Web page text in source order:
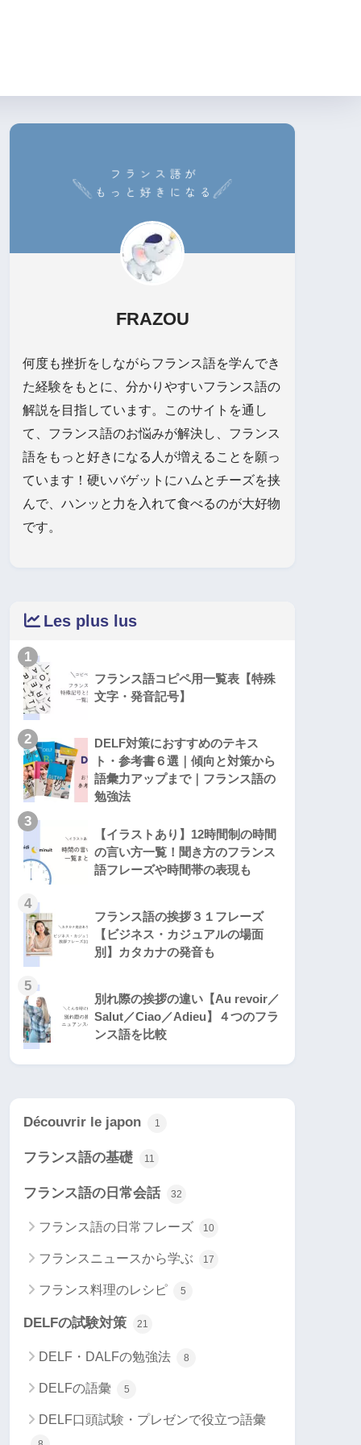
FRAZOU
何度も挫折をしながらフランス語を学んでき
た経験をもとに、分かりやすいフランス語の
解説を目指しています。このサイトを通し
て、フランス語のお悩みが解決し、フランス
語をもっと好きになる人が増えることを願っ
ています！硬いバゲットにハムとチーズを挟
んで、ハンッと力を入れて食べるのが大好物
です。
Les plus lus
1
フランス語コピペ用一覧表【特殊
文字・発音記号】
2
DELF対策におすすめのテキス
ト・参考書６選｜傾向と対策から
語彙力アップまで｜フランス語の
勉強法
3
【イラストあり】12時間制の時間
の言い方一覧！聞き方のフランス
語フレーズや時間帯の表現も
4
フランス語の挨拶３１フレーズ
【ビジネス・カジュアルの場面
別】カタカナの発音も
5
別れ際の挨拶の違い【Au revoir／
Salut／Ciao／Adieu】４つのフラ
ンス語を比較
Découvrir le japon 1
フランス語の基礎 11
フランス語の日常会話 32
フランス語の日常フレーズ 10
フランスニュースから学ぶ 17
フランス料理のレシピ 5
DELFの試験対策 21
DELF・DALFの勉強法 8
DELFの語彙 5
DELF口頭試験・プレゼンで役立つ語彙